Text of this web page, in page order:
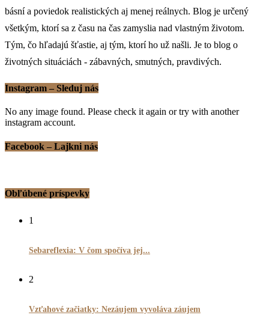
básní a poviedok realistických aj menej reálnych. Blog je určený
všetkým, ktorí sa z času na čas zamyslia nad vlastným životom.
Tým, čo hľadajú šťastie, aj tým, ktorí ho už našli. Je to blog o
životných situáciách - zábavných, smutných, pravdivých.
Instagram – Sleduj nás
No any image found. Please check it again or try with another
instagram account.
Facebook – Lajkni nás
Obľúbené príspevky
1
Sebareflexia: V čom spočíva jej...
2
Vzťahové začiatky: Nezáujem vyvoláva záujem